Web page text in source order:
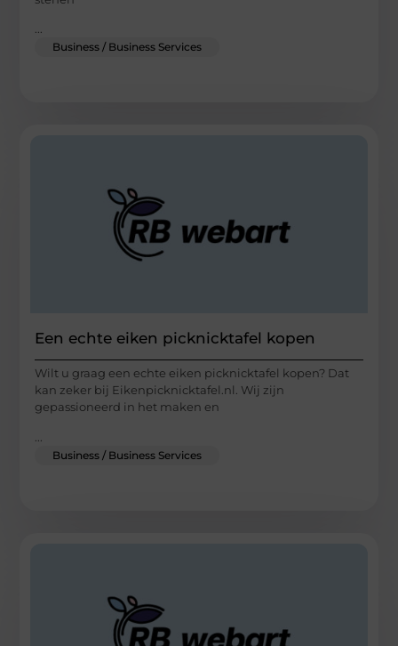
...
Business / Business Services
Een echte eiken picknicktafel kopen
Wilt u graag een echte eiken picknicktafel kopen? Dat
kan zeker bij Eikenpicknicktafel.nl. Wij zijn
gepassioneerd in het maken en
Business / Business Services